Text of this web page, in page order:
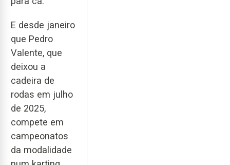
E desde janeiro
que Pedro
Valente, que
deixou a
cadeira de
rodas em julho
de 2025,
compete em
campeonatos
da modalidade